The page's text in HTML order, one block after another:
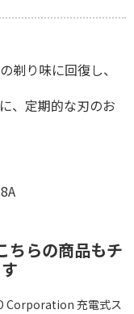
剃り味に回復し、
、定期的な刃のお
ちらの商品もチ
Corporation 充電式ス